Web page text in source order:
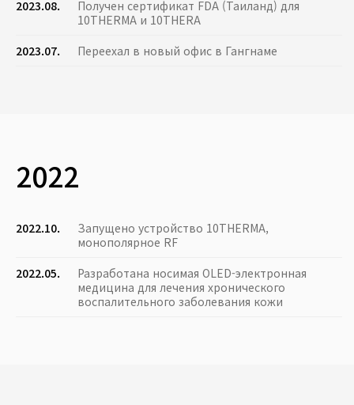
2023.08.
Получен сертификат FDA (Таиланд) для
10THERMA и 10THERA
2023.07.
Переехал в новый офис в Гангнаме
2022
2022.10.
Запущено устройство 10THERMA,
монополярное RF
2022.05.
Разработана носимая OLED-электронная
медицина для лечения хронического
воспалительного заболевания кожи